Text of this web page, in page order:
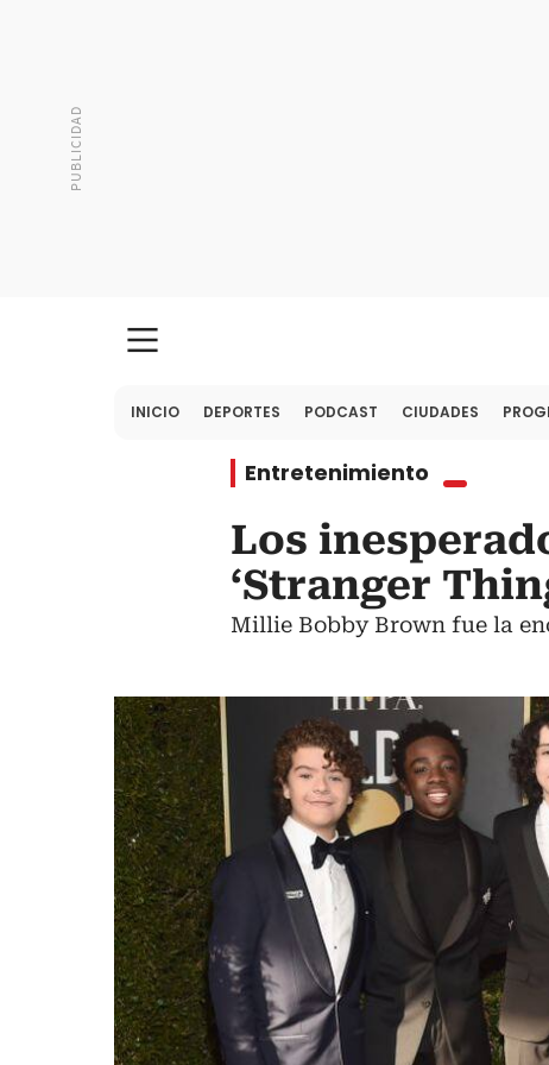
INICIO DEPORTES PODCAST CIUDADES
Entretenimiento
Los
‘Stranger
Millie Bobby Brown fue la